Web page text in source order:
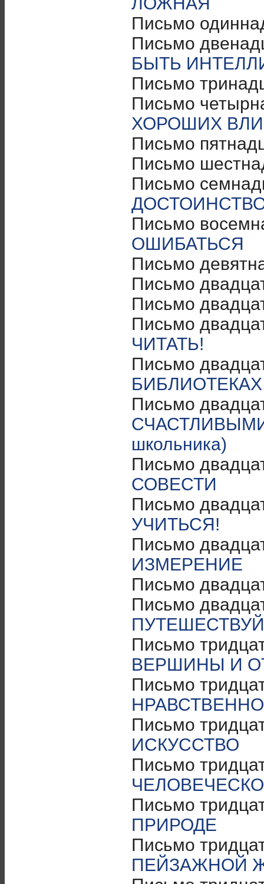
Письмо
Письмо
БЫТЬ
Письмо
Письмо
ХОРОШИХ
Письмо
Письмо
Письмо
Письмо
ОШИБАТЬСЯ
Письмо
Письмо
Письмо
Письмо
ЧИТАТЬ!
Письмо
БИБЛИОТЕКАХ
Письмо
СЧАСТЛИВЫМИ
школьника)
Письмо
СОВЕСТИ
Письмо
УЧИТЬСЯ!
Письмо
ИЗМЕРЕНИЕ
Письмо
Письмо
Письмо
ВЕРШИНЫ И
Письмо
Письмо
ИСКУССТВО
Письмо
Письмо
ПРИРОДЕ
Письмо
ПЕЙЗАЖНОЙ